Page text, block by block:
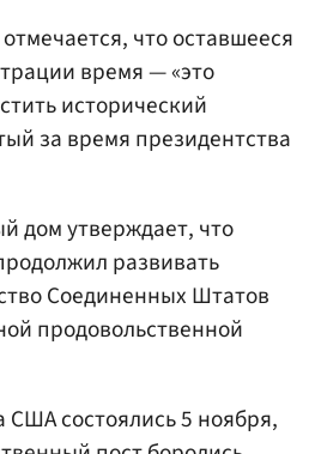
что оставшееся
время — «это
исторический
за время президентства
дом утверждает, что
развивать
Соединенных Штатов
продовольственной
состоялись 5 ноября,